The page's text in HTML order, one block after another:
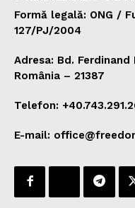
Formă legală: ONG /
127/PJ/2004
Adresa: Bd.
România – 21387
Telefon:
E-mail: